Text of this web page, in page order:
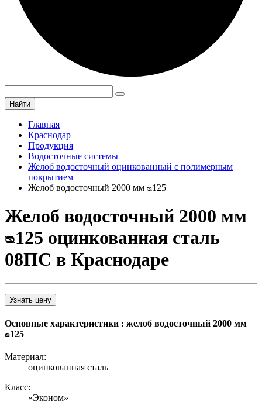
Найти
Главная
Краснодар
Продукция
Водосточные системы
Желоб водосточный оцинкованный с полимерным
покрытием
Желоб водосточный 2000 мм ᴓ125
Желоб водосточный 2000 мм
ᴓ125 оцинкованная сталь
08ПС в Краснодаре
Узнать цену
Основные характеристики : желоб водосточный 2000 мм
ᴓ125
Материал:
оцинкованная сталь
Класс:
«Эконом»